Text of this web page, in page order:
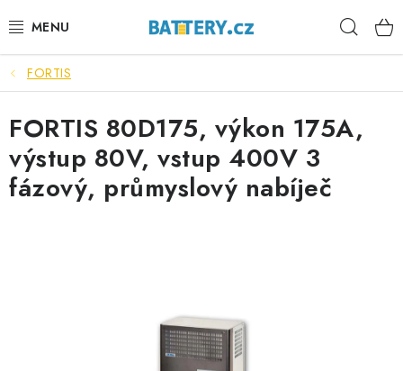
na
VÝHODNÉ SETY
SLUŽBY
AUTOBATERIE
FORTIS
FORTIS 80D175, výkon 175A,
výstup 80V, vstup 400V 3
fázový, průmyslový nabíječ